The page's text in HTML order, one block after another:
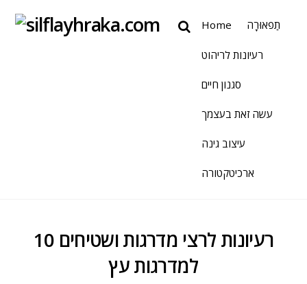
Home תַפאוּרָה
רעיונות לריהוט
סגנון חיים
עשה זאת בעצמך
עיצוב גינה
ארכיטקטורה
10 רעיונות לרצי מדרגות ושטיחים
למדרגות עץ